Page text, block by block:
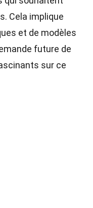
Cela implique
et de modèles
future de
sur ce